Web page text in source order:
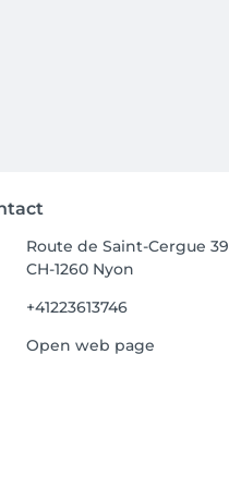
Route de Saint-Cergue 39
CH-1260 Nyon
+41223613746
Open web page